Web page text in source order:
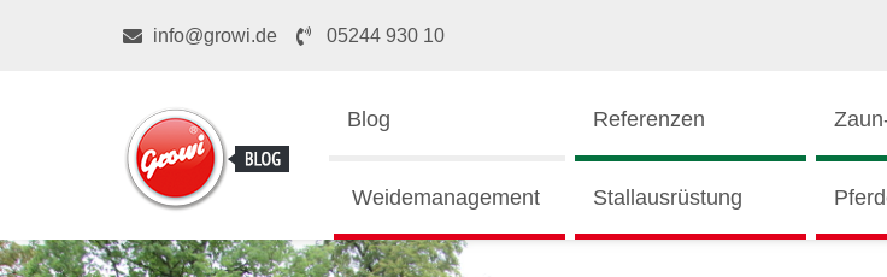
info@growi.de 05244 930 10
Blog Referenzen
Weidemanagement Stallausrüstung